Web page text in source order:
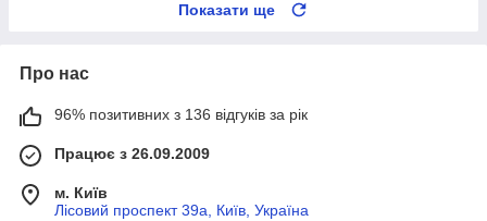
Показати ще
Про нас
96% позитивних з 136 відгуків за рік
Працює з 26.09.2009
м. Київ
Лісовий проспект 39а, Київ, Україна